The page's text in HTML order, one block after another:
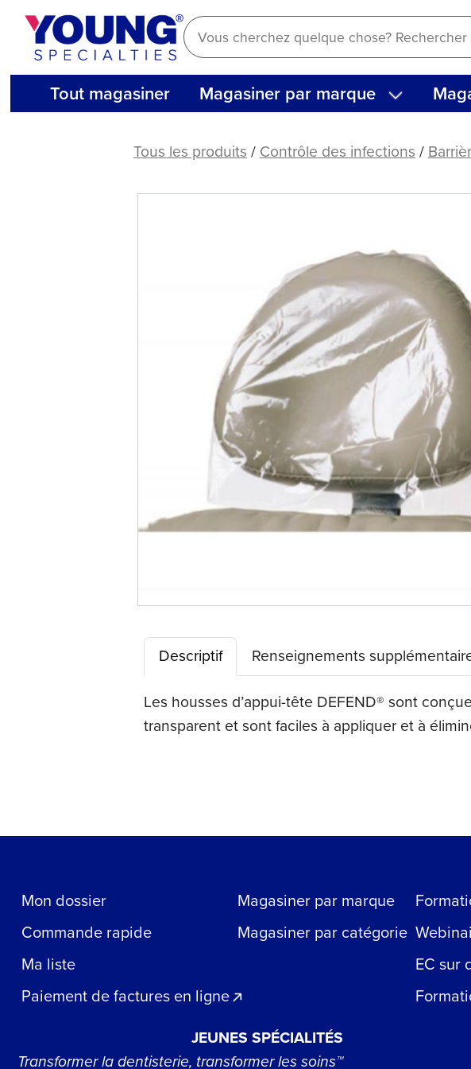
Aller
contenu
Tout magasiner Magasiner par marque
HoussesTous les produits/Contrôle des infections/
Descriptif
Renseignements
Les housses d’appui-tête DEFEND® sont
transparent et sont faciles à appliquer et à
Mon dossier
Commande rapide
Ma liste
Paiement de factures en ligne
Magasiner par marque
Magasiner par catégorie
EC sur
JEUNES SPÉCIALITÉS
Transformer la dentisterie, transformer les soins™